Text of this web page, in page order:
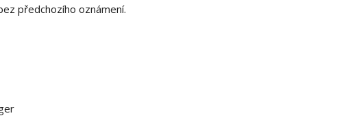
předchozího oznámení.